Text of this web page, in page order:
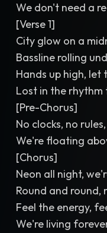
We don't need a
[Verse 1]
City glow on a
Bassline rolling
Hands up high,
Lost in the
[Pre-Chorus]
No clocks, no
We're floating
[Chorus]
Neon all night,
Round and round,
Feel the energy,
We're living